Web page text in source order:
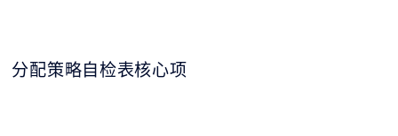
分配策略自检表核心项